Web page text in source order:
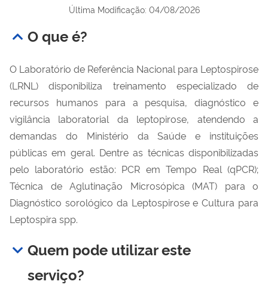
Última Modificação: 04/08/2026
O que é?
O Laboratório de Referência Nacional para Leptospirose
(LRNL) disponibiliza treinamento especializado de
recursos humanos para a pesquisa, diagnóstico e
vigilância laboratorial da leptopirose, atendendo a
demandas do Ministério da Saúde e instituições
públicas em geral. Dentre as técnicas disponibilizadas
pelo laboratório estão: PCR em Tempo Real (qPCR);
Técnica de Aglutinação Microsópica (MAT) para o
Diagnóstico sorológico da Leptospirose e Cultura para
Leptospira spp.
Quem pode utilizar este
serviço?